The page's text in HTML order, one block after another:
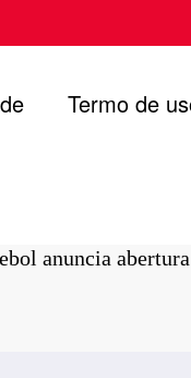
Termo de
anuncia